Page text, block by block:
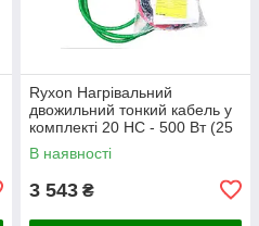
Ryxon Нагрівальний
двожильний тонкий кабель у
комплекті 20 HC - 500 Вт (25
м)
В наявності
3 543 ₴